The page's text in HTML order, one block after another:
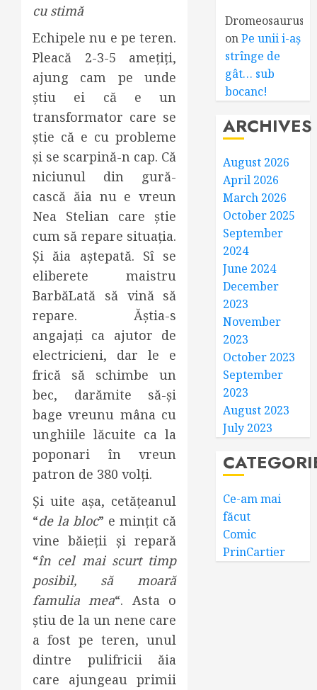
cu stimă
Echipele nu e pe teren.
Pleacă 2-3-5 amețiți,
ajung cam pe unde
știu ei că e un
transformator care se
știe că e cu probleme
și se scarpină-n cap. Că
niciunul din gură-
cască ăia nu e vreun
Nea Stelian care știe
cum să repare situația.
Și ăia aștepată. Sî se
eliberete maistru
BarbăLată să vină să
repare. Ăștia-s
angajați ca ajutor de
electricieni, dar le e
frică să schimbe un
bec, darămite să-și
bage vreunu mâna cu
unghiile lăcuite ca la
poponari în vreun
patron de 380 volți.
Și uite așa, cetățeanul
“de la bloc” e mințit că
vine băieții și repară
“în cel mai scurt timp
posibil, să moară
famulia mea“. Asta o
știu de la un nene care
a fost pe teren, unul
dintre pulifricii ăia
care ajungeau primii
Dromeosaurus
onPe unii i-aș
strînge de
gât… sub
bocanc!
ARCHIVES
August 2026
April 2026
March 2026
October 2025
September
2024
June 2024
December
2023
November
2023
October 2023
September
2023
August 2023
July 2023
Ce-am mai
făcut
Comic
PrinCartier